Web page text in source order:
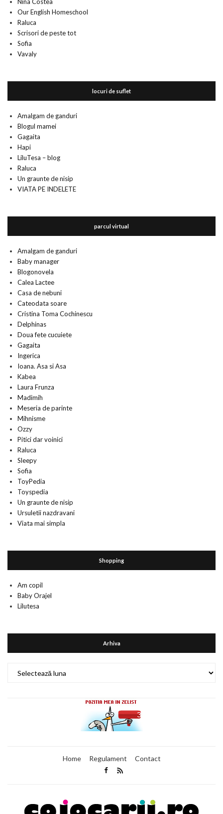
Our English Homeschool
Raluca
Scrisori de peste tot
Sofia
Vavaly
locuri de suflet
Amalgam de ganduri
Blogul mamei
Gagaita
Hapi
LiluTesa – blog
Raluca
Un graunte de nisip
VIATA PE INDELETE
parcul virtual
Amalgam de ganduri
Baby manager
Blogonovela
Calea Lactee
Casa de nebuni
Cateodata soare
Cristina Toma Cochinescu
Delphinas
Doua fete cucuiete
Gagaita
Ingerica
Ioana. Asa si Asa
Kabea
Laura Frunza
Madimih
Meseria de parinte
Mihnisme
Ozzy
Pitici dar voinici
Raluca
Sleepy
Sofia
ToyPedia
Toyspedia
Un graunte de nisip
Ursuletii nazdravani
Viata mai simpla
Shopping
Am copil
Baby Orajel
Lilutesa
Arhiva
Home Regulament Contact